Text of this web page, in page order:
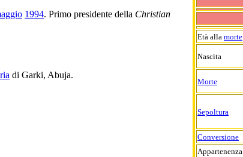
Età alla morte
Nascita
Morte
Sepoltura
Conversione
Appartenenza
1994. Primo presidente della Christian
di Garki, Abuja.